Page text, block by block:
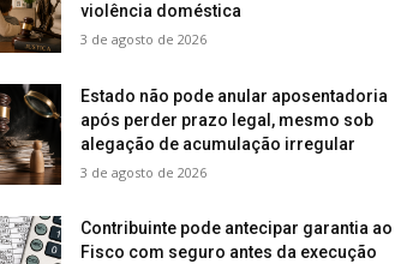
violência doméstica
3 de agosto de 2026
Estado não pode anular aposentadoria
após perder prazo legal, mesmo sob
alegação de acumulação irregular
3 de agosto de 2026
Contribuinte pode antecipar garantia ao
Fisco com seguro antes da execução